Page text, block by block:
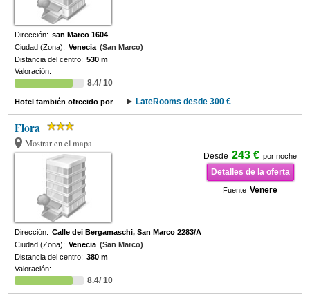
Dirección: san Marco 1604
Ciudad (Zona): Venecia (San Marco)
Distancia del centro: 530 m
Valoración:
8.4/ 10
Hotel también ofrecido por LateRooms desde 300 €
Flora
Mostrar en el mapa
Desde 243 € por noche
Detalles de la oferta
Fuente Venere
Dirección: Calle dei Bergamaschi, San Marco 2283/A
Ciudad (Zona): Venecia (San Marco)
Distancia del centro: 380 m
Valoración:
8.4/ 10